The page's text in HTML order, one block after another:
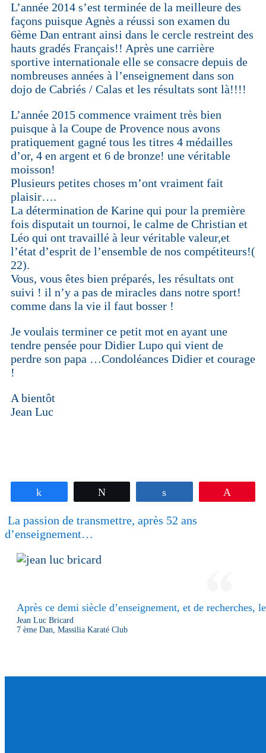
L’année 2014 s’est terminée de la meilleure des
façons puisque Agnès a réussi son examen du
6ème Dan entrant ainsi dans le cercle restreint des
hauts gradés Français!! Après une carrière
sportive internationale elle se consacre depuis de
nombreuses années à l’enseignement dans son
dojo de Cabriés / Calas et les résultats sont là!!!!
L’année 2015 commence vraiment très bien
puisque à la Coupe de Provence nous avons
pratiquement gagné tous les titres 4 médailles
d’or, 4 en argent et 6 de bronze! une véritable
moisson!
Plusieurs petites choses m’ont vraiment fait
plaisir….
La détermination de Karine qui pour la première
fois disputait un tournoi, le calme de Christian et
Léo qui ont travaillé à leur véritable valeur,et
l’état d’esprit de l’ensemble de nos compétiteurs!(
22).
Vous, vous êtes bien préparés, les résultats ont
suivi ! il n’y a pas de miracles dans notre sport!
comme dans la vie il faut bosser !
Je voulais terminer ce petit mot en ayant une
tendre pensée pour Didier Lupo qui vient de
perdre son papa …Condoléances Didier et courage
!
A bientôt
Jean Luc
La passion de transmettre, après 52 ans
d’enseignement…
Après ce demi siècle d’enseignement, et de recherches,
Jean Luc Bricard
7 ème Dan, Massilia Karaté Club